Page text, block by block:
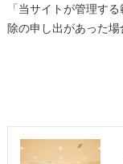
「当サイトが管理す
除の申し出があった場